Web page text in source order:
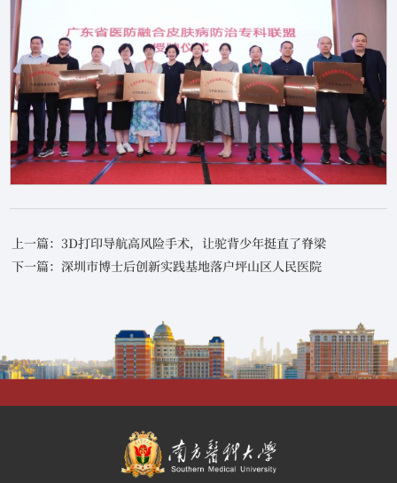
上一篇：3D打印导航高风险手术，让驼背少年挺直了脊梁
下一篇：深圳市博士后创新实践基地落户坪山区人民医院